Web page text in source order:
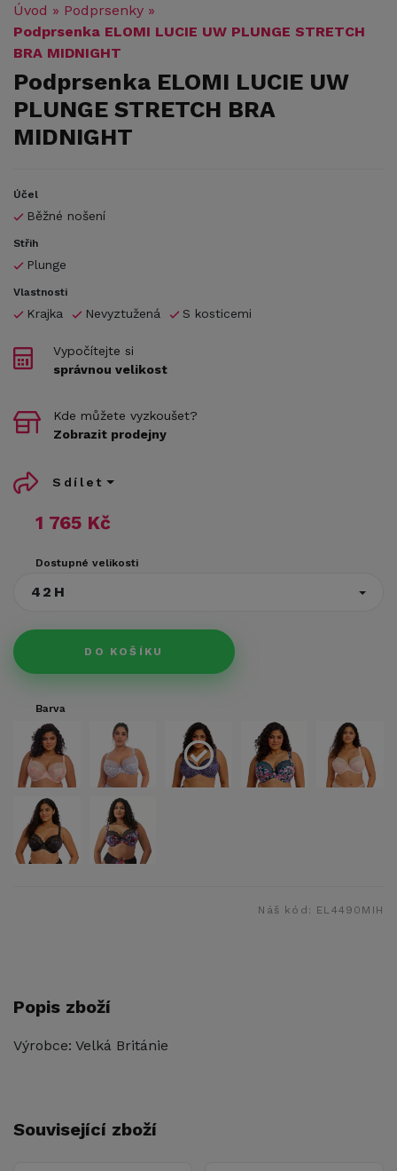
Úvod » Podprsenky »
Podprsenka ELOMI LUCIE UW PLUNGE STRETCH
BRA MIDNIGHT
Podprsenka ELOMI LUCIE UW
PLUNGE STRETCH BRA
MIDNIGHT
Účel
Běžné nošení
Střih
Plunge
Vlastnosti
Krajka Nevyztužená S kosticemi
1 765 Kč
Dostupné velikosti
42H
DO KOŠÍKU
Vypočítejte si
správnou velikost
Kde můžete vyzkoušet?
Zobrazit prodejny
Sdílet
Barva
Náš kód: EL4490MIH
Popis zboží
Výrobce: Velká Británie
Související zboží